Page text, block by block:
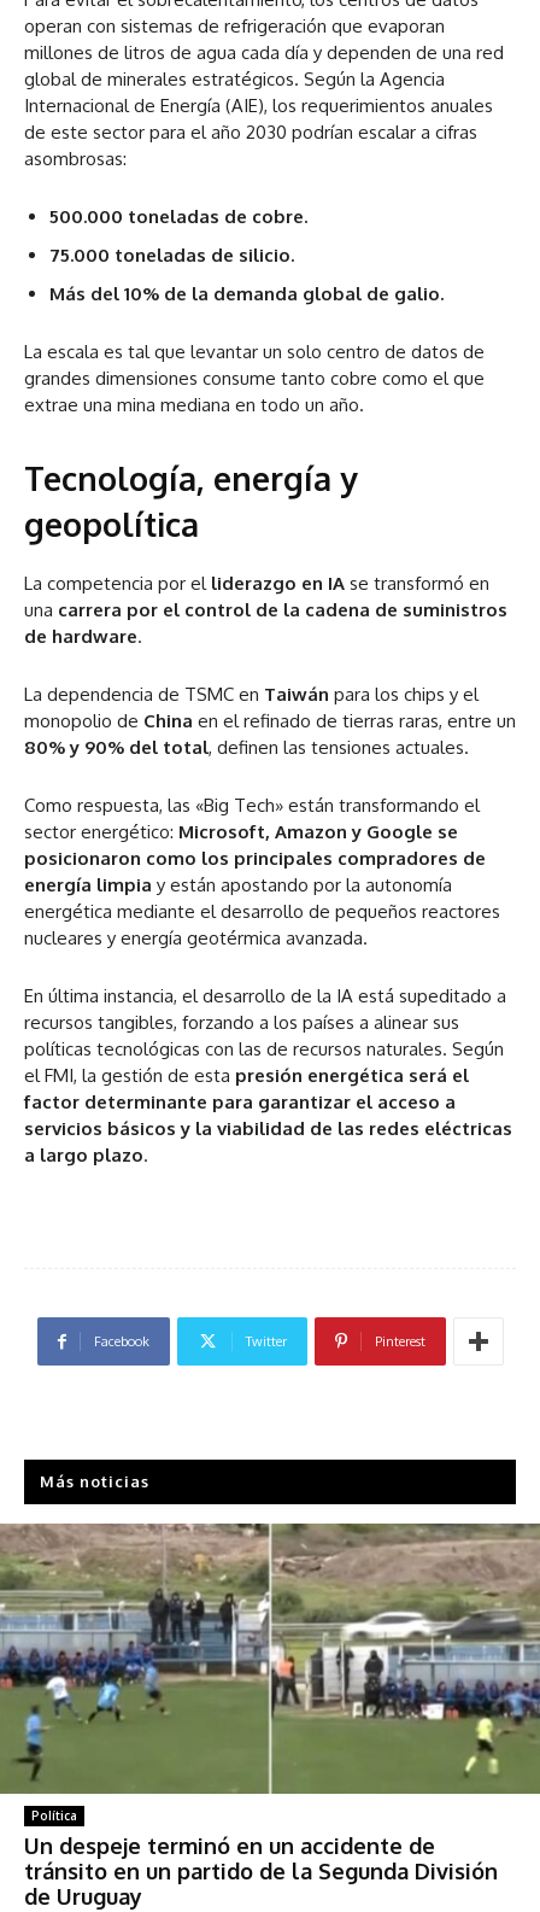
operan con sistemas de refrigeración que evaporan
millones de litros de agua cada día y dependen de una red
global de minerales estratégicos. Según la Agencia
Internacional de Energía (AIE), los requerimientos anuales
de este sector para el año 2030 podrían escalar a cifras
asombrosas:
500.000 toneladas de cobre.
75.000 toneladas de silicio.
Más del 10% de la demanda global de galio.
La escala es tal que levantar un solo centro de datos de
grandes dimensiones consume tanto cobre como el que
extrae una mina mediana en todo un año.
Tecnología, energía y
geopolítica
La competencia por el liderazgo en IA se transformó en
una carrera por el control de la cadena de suministros
de hardware.
La dependencia de TSMC en Taiwán para los chips y el
monopolio de China en el refinado de tierras raras, entre un
80% y 90% del total, definen las tensiones actuales.
Como respuesta, las «Big Tech» están transformando el
sector energético: Microsoft, Amazon y Google se
posicionaron como los principales compradores de
energía limpia y están apostando por la autonomía
energética mediante el desarrollo de pequeños reactores
nucleares y energía geotérmica avanzada.
En última instancia, el desarrollo de la IA está supeditado a
recursos tangibles, forzando a los países a alinear sus
políticas tecnológicas con las de recursos naturales. Según
el FMI, la gestión de esta presión energética será el
factor determinante para garantizar el acceso a
servicios básicos y la viabilidad de las redes eléctricas
a largo plazo.
Facebook Twitter Pinterest
Más noticias
Política
Un despeje terminó en un accidente de
tránsito en un partido de la Segunda División
de Uruguay